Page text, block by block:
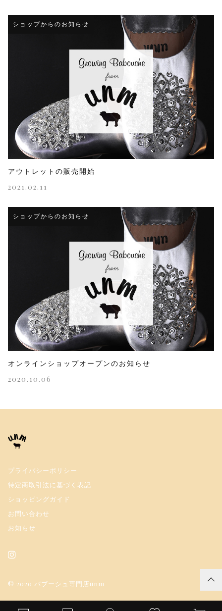
ショップからのお知らせ
アウトレットの販売開始
2021.02.11
ショップからのお知らせ
オンラインショップオープンのお知らせ
2020.10.06
プライバシーポリシー
特定商取引法に基づく表記
ショッピングガイド
お問い合わせ
お知らせ
© 2020 バブーシュ専門店unm